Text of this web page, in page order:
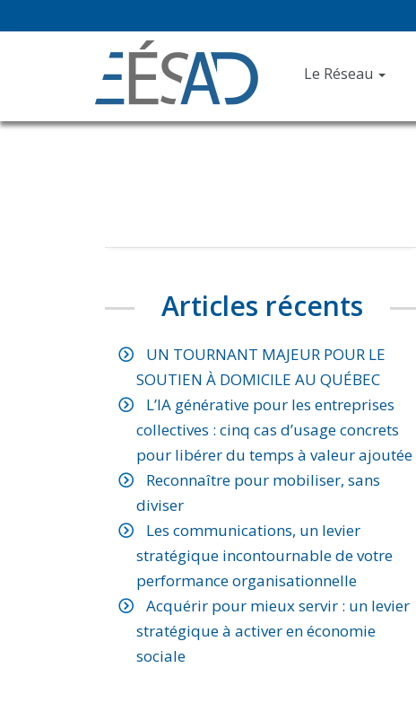
Le Réseau
Articles récents
UN TOURNANT MAJEUR POUR LE
SOUTIEN À DOMICILE AU QUÉBEC
L’IA générative pour les entreprises
collectives : cinq cas d’usage concrets
pour libérer du temps à valeur ajoutée
Reconnaître pour mobiliser, sans
diviser
Les communications, un levier
stratégique incontournable de votre
performance organisationnelle
Acquérir pour mieux servir : un levier
stratégique à activer en économie
sociale